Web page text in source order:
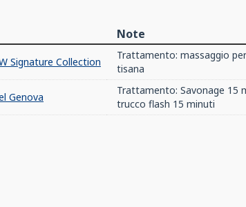
Note
Signature Collection
Trattamento: massaggio
tisana
Genova
Trattamento: Savonage 15
trucco flash 15 minuti